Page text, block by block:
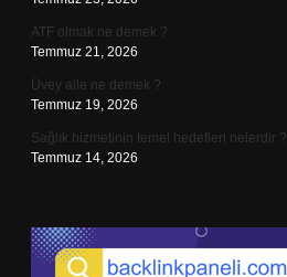
ATF olmak ne demek ?
Temmuz 21, 2026
Üvey aile ne demek ?
Temmuz 19, 2026
Sağlık hizmetinin temel hedefleri nelerdir ?
Temmuz 14, 2026